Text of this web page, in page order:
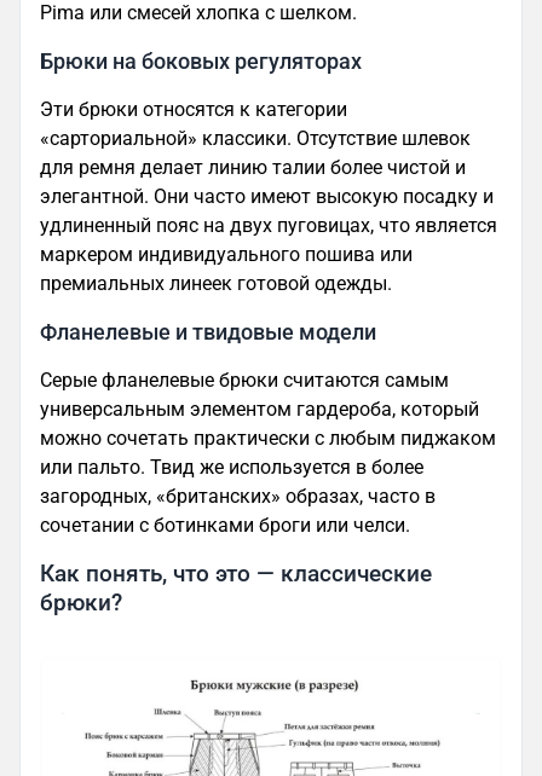
Pima или смесей хлопка с шелком.
Брюки на боковых регуляторах
Эти брюки относятся к категории
«сарториальной» классики. Отсутствие шлевок
для ремня делает линию талии более чистой и
элегантной. Они часто имеют высокую посадку и
удлиненный пояс на двух пуговицах, что является
маркером индивидуального пошива или
премиальных линеек готовой одежды.
Фланелевые и твидовые модели
Серые фланелевые брюки считаются самым
универсальным элементом гардероба, который
можно сочетать практически с любым пиджаком
или пальто. Твид же используется в более
загородных, «британских» образах, часто в
сочетании с ботинками броги или челси.
Как понять, что это — классические
брюки?